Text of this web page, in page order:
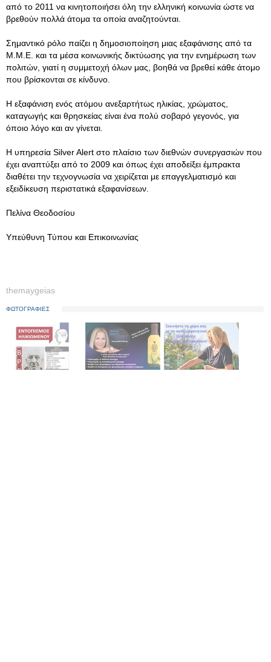
από το 2011 να κινητοποιήσει όλη την ελληνική κοινωνία ώστε να
βρεθούν πολλά άτομα τα οποία αναζητούνται.
Σημαντικό ρόλο παίζει η δημοσιοποίηση μιας εξαφάνισης από τα
Μ.Μ.Ε. και τα μέσα κοινωνικής δικτύωσης για την ενημέρωση των
πολιτών, γιατί η συμμετοχή όλων μας, βοηθά να βρεθεί κάθε άτομο
που βρίσκονται σε κίνδυνο.
Η εξαφάνιση ενός ατόμου ανεξαρτήτως ηλικίας, χρώματος,
καταγωγής και θρησκείας είναι ένα πολύ σοβαρό γεγονός, για
όποιο λόγο και αν γίνεται.
Η υπηρεσία Silver Alert στο πλαίσιο των διεθνών συνεργασιών που
έχει αναπτύξει από το 2009 και όπως έχει αποδείξει έμπρακτα
διαθέτει την τεχνογνωσία να χειρίζεται με επαγγελματισμό και
εξειδίκευση περιστατικά εξαφανίσεων.
Πελίνα Θεοδοσίου
Υπεύθυνη Τύπου και Επικοινωνίας
themaygeias
ΦΩΤΟΓΡΑΦΙΕΣ